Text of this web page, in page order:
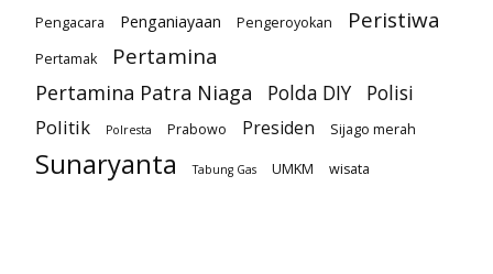
Pengacara Penganiayaan Pengeroyokan Peristiwa
Pertamak Pertamina
Pertamina Patra Niaga Polda DIY
Polisi
Politik
Polresta Prabowo Presiden Sijago merah
Sunaryanta Tabung Gas UMKM wisata